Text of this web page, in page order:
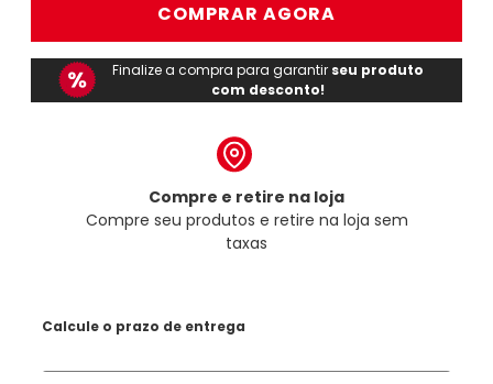
COMPRAR AGORA
Finalize a compra para garantir seu produto
com desconto!
Compre e retire na loja
Compre seu produtos e retire na loja sem
taxas